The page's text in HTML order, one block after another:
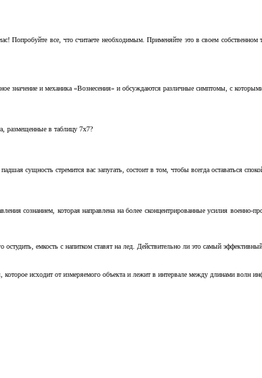
Попробуйте все, что считаете необходимым. Применяйте это в своем
значение и механика «Вознесения» и обсуждаются различные симптомы, с
размещенные в таблицу 7х7?
сущность стремится вас запугать, состоит в том, чтобы всегда оставаться
сознанием, которая направлена на более сконцентрированные усилия
емкость с напитком ставят на лед. Действительно ли это самый
исходит от измеряемого объекта и лежит в интервале между длинами волн